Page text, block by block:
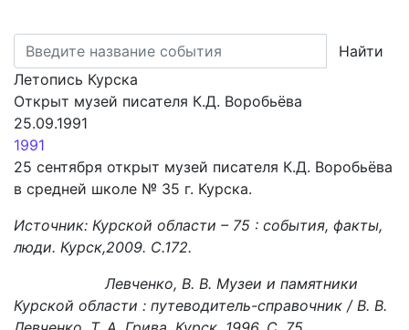
Найти
Летопись Курска
Открыт музей писателя К.Д. Воробьёва
25.09.1991
1991
25 сентября открыт музей писателя К.Д. Воробьёва
в средней школе № 35 г. Курска.
Источник: Курской области – 75 : события, факты,
люди. Курск,2009. С.172.
Левченко, В. В. Музеи и памятники
Курской области : путеводитель-справочник / В. В.